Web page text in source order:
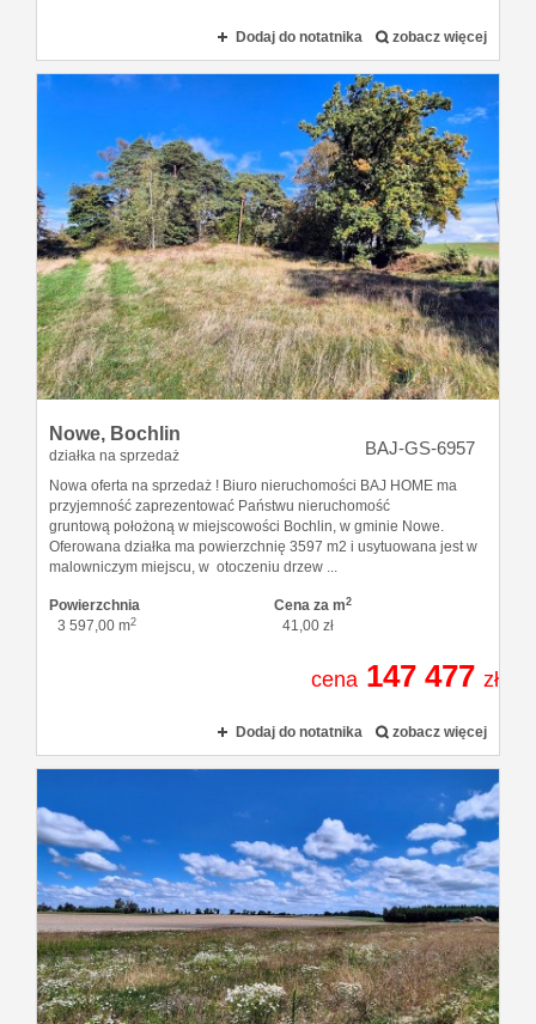
Dodaj do notatnika zobacz więcej
Nowe, Bochlin
działka na sprzedaż BAJ-GS-6957
Nowa oferta na sprzedaż ! Biuro nieruchomości BAJ HOME ma
przyjemność zaprezentować Państwu nieruchomość
gruntową położoną w miejscowości Bochlin, w gminie Nowe.
Oferowana działka ma powierzchnię 3597 m2 i usytuowana jest w
malowniczym miejscu, w otoczeniu drzew ...
Powierzchnia
3 597,00 m2
Cena za m2
41,00 zł
cena 147 477 zł
Dodaj do notatnika zobacz więcej